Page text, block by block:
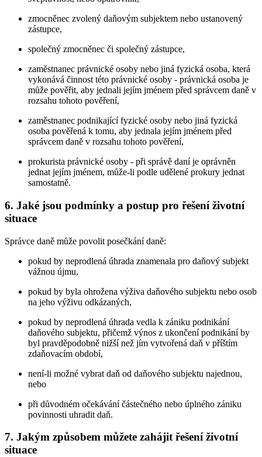
zmocněnec zvolený daňovým subjektem nebo ustanovený
zástupce,
společný zmocněnec či společný zástupce,
zaměstnanec právnické osoby nebo jiná fyzická osoba, která
vykonává činnost této právnické osoby - právnická osoba je
může pověřit, aby jednali jejím jménem před správcem daně v
rozsahu tohoto pověření,
zaměstnanec podnikající fyzické osoby nebo jiná fyzická
osoba pověřená k tomu, aby jednala jejím jménem před
správcem daně v rozsahu tohoto pověření,
prokurista právnické osoby - při správě daní je oprávněn
jednat jejím jménem, může-li podle udělené prokury jednat
samostatně.
6. Jaké jsou podmínky a postup pro řešení životní
situace
Správce daně může povolit posečkání daně:
pokud by neprodlená úhrada znamenala pro daňový subjekt
vážnou újmu,
pokud by byla ohrožena výživa daňového subjektu nebo osob
na jeho výživu odkázaných,
pokud by neprodlená úhrada vedla k zániku podnikání
daňového subjektu, přičemž výnos z ukončení podnikání by
byl pravděpodobně nižší než jím vytvořená daň v příštím
zdaňovacím období,
není-li možné vybrat daň od daňového subjektu najednou,
nebo
při důvodném očekávání částečného nebo úplného zániku
povinnosti uhradit daň.
7. Jakým způsobem můžete zahájit řešení životní
situace